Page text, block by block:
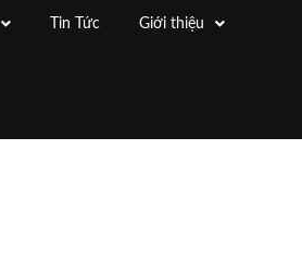
Tin Tức Giới thiệu